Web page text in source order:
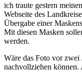
ich traute gestern
Webseite des
Übergabe einer
Mit diesen Masken
werden.
Wäre das Foto vor zwei
nachvollziehen können.